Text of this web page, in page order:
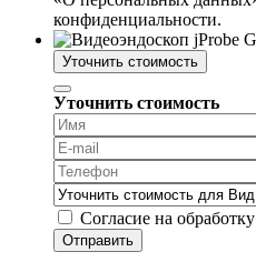
конфиденциальности.
Уточнить стоимость
Уточнить стоимость
Согласие на
Отправить